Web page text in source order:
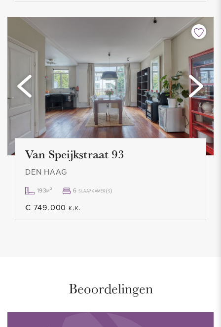
- Contract voor onbepaalde tijd, minimaal 12 maanden
- Geen huisdieren toegestaan
- Roken niet toegestaan
- 1 maand waarborgsom
- Huurprijs € 3.250,00 excl. per maand
- Beschikbaar per 15 september 2022
Van Speijkstraat 93
DEN HAAG
193m² 6 slaapkamer(s)
€ 749.000 k.k.
Beoordelingen